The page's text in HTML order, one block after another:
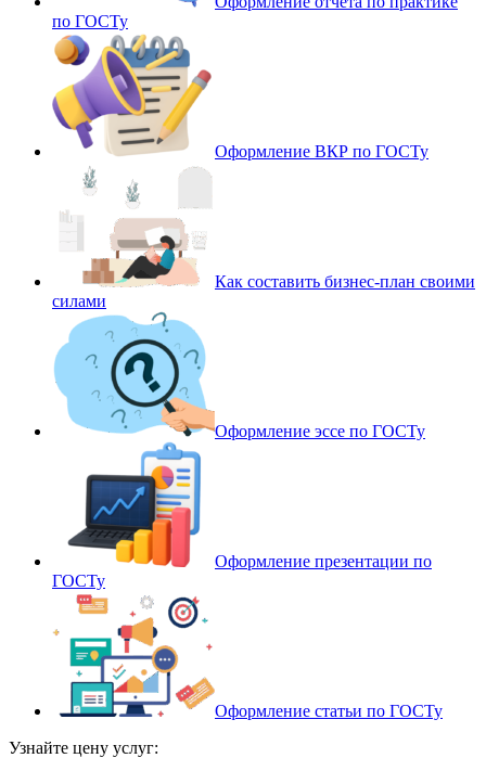
по ГОСТу
Оформление ВКР по ГОСТу
Как составить бизнес-план своими
силами
Оформление эссе по ГОСТу
Оформление презентации по
ГОСТу
Оформление статьи по ГОСТу
Узнайте цену услуг: